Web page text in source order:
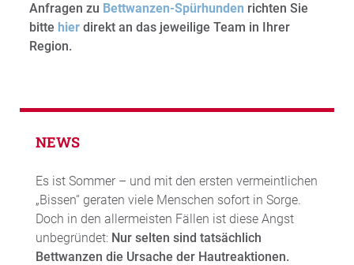
Anfragen zu Bettwanzen-Spürhunden richten Sie
bitte hier direkt an das jeweilige Team in Ihrer
Region.
NEWS
Es ist Sommer – und mit den ersten vermeintlichen
„Bissen“ geraten viele Menschen sofort in Sorge.
Doch in den allermeisten Fällen ist diese Angst
unbegründet: Nur selten sind tatsächlich
Bettwanzen die Ursache der Hautreaktionen.